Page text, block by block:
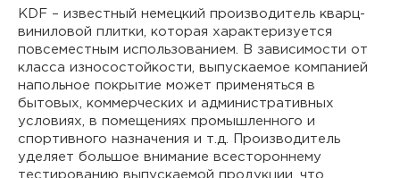
KDF – известный немецкий производитель кварц-
виниловой плитки, которая характеризуется
повсеместным использованием. В зависимости от
класса износостойкости, выпускаемое компанией
напольное покрытие может применяться в
бытовых, коммерческих и административных
условиях, в помещениях промышленного и
спортивного назначения и т.д. Производитель
уделяет большое внимание всестороннему
тестированию выпускаемой продукции, что